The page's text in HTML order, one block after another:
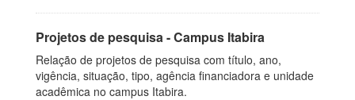
Projetos de pesquisa - Campus Itabira
Relação de projetos de pesquisa com título, ano,
vigência, situação, tipo, agência financiadora e unidade
acadêmica no campus Itabira.